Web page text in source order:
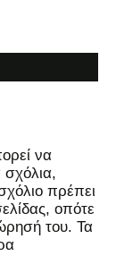
να
σχόλια,
πρέπει
οπότε
του. Τα